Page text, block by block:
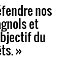
nos
et
du
»